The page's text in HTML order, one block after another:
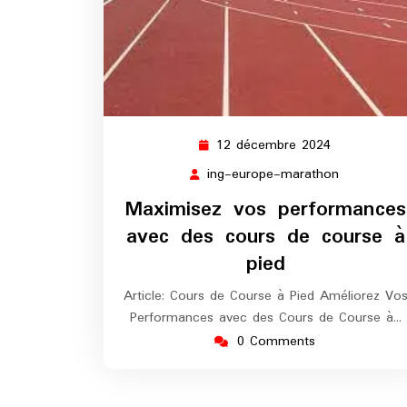
12 décembre 2024
décembre
ing-europe-marathon
marathon
Maximisez vos performances
avec des cours de course à
pied
Article: Cours de Course à Pied Améliorez Vos
Performances avec des Cours de Course à…
0 Comments